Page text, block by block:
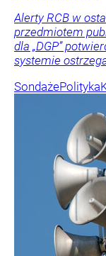
Alerty RCB w
przedmiotem
dla „DGP”
systemie
SondażePolityka